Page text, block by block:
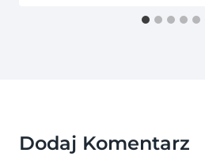
Dodaj Komentarz